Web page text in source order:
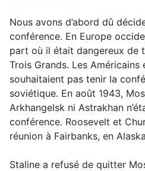
Nous avons d’abord dû
conférence. En Europe
part où il était dangereux de
Trois Grands. Les Américains
souhaitaient pas tenir la
soviétique. En août 1943,
Arkhangelsk ni Astrakhan
conférence. Roosevelt et
réunion à Fairbanks, en
Staline a refusé de quitter